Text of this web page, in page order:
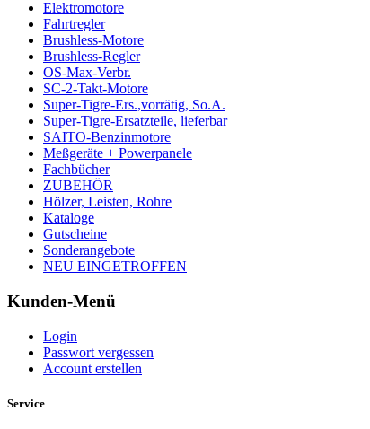
Elektromotore
Fahrtregler
Brushless-Motore
Brushless-Regler
OS-Max-Verbr.
SC-2-Takt-Motore
Super-Tigre-Ers.,vorrätig, So.A.
Super-Tigre-Ersatzteile, lieferbar
SAITO-Benzinmotore
Meßgeräte + Powerpanele
Fachbücher
ZUBEHÖR
Hölzer, Leisten, Rohre
Kataloge
Gutscheine
Sonderangebote
NEU EINGETROFFEN
Kunden-Menü
Login
Passwort vergessen
Account erstellen
Service